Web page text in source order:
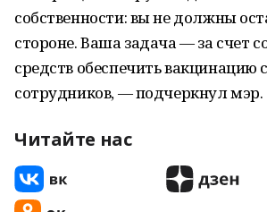
собственности: вы не должны
стороне. Ваша задача — за счет
средств обеспечить вакцинацию
сотрудников, — подчеркнул мэр.
Читайте нас